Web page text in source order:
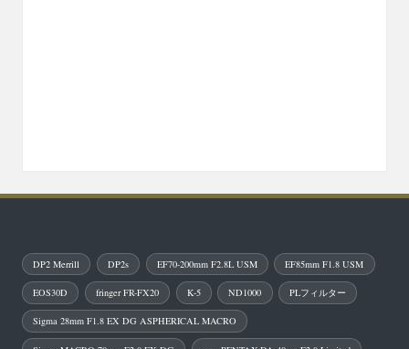
DP2 Merrill DP2s EF70-200mm F2.8L USM EF85mm F1.8 USM
EOS30D fringer FR-FX20 K-5 ND1000 PLフィルター
Sigma 28mm F1.8 EX DG ASPHERICAL MACRO